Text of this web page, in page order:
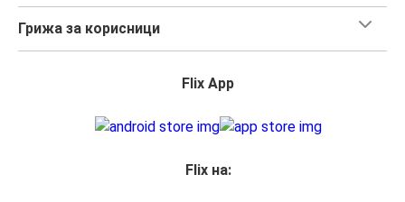
Грижа за корисници
Flix App
Flix на: